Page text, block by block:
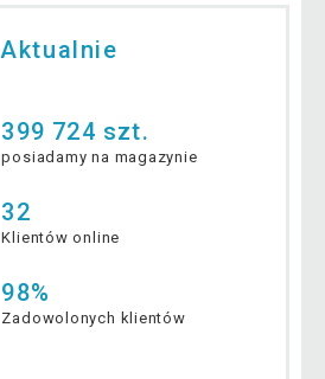
Aktualnie
399 724 szt.
posiadamy na magazynie
32
Klientów online
98%
Zadowolonych klientów